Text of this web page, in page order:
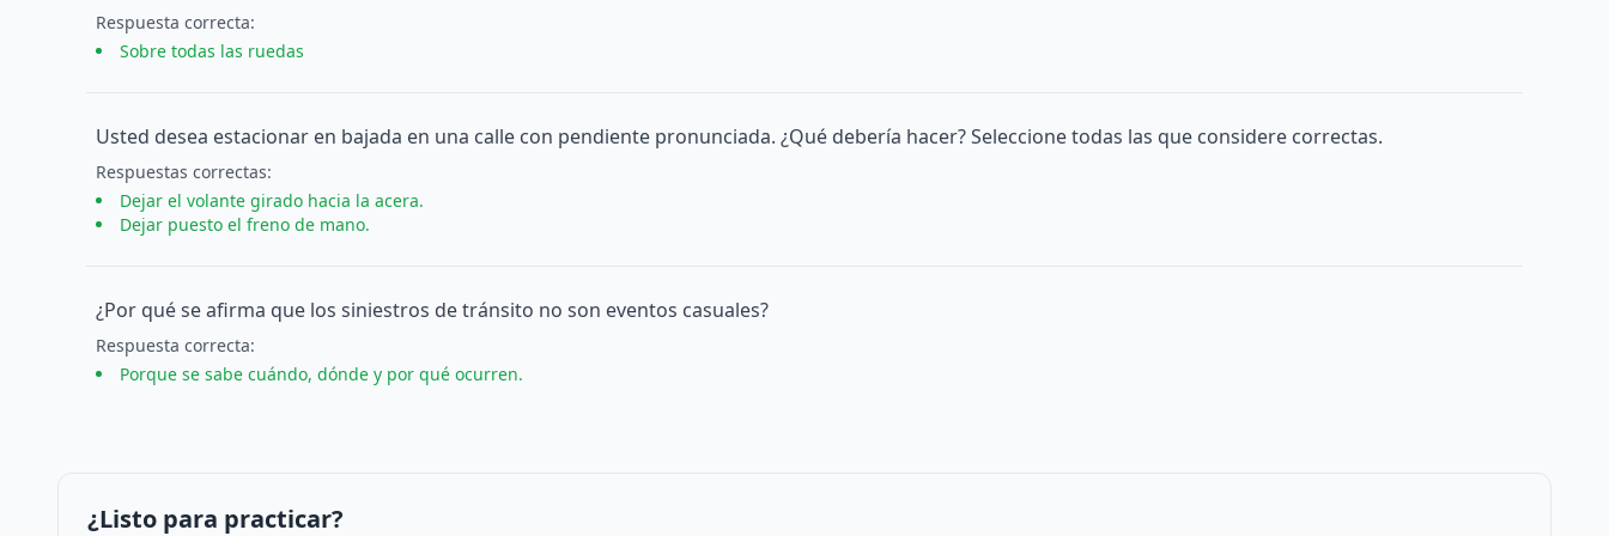
Respuesta correcta:
Sobre todas las ruedas
Usted desea estacionar en bajada en una calle con pendiente pronunciada. ¿Qué debería hacer? Seleccione todas las que considere correctas.
Respuestas correctas:
Dejar el volante girado hacia la acera.
Dejar puesto el freno de mano.
¿Por qué se afirma que los siniestros de tránsito no son eventos casuales?
Respuesta correcta:
Porque se sabe cuándo, dónde y por qué ocurren.
¿Listo para practicar?